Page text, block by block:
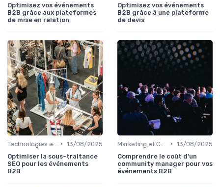
Optimisez vos événements
B2B grâce aux plateformes
de mise en relation
Optimisez vos événements
B2B grâce à une plateforme
de devis
• 13/08/2025
Optimiser la sous-traitance
SEO pour les événements
B2B
• 13/08/2025
Comprendre le coût d'un
community manager pour vos
événements B2B